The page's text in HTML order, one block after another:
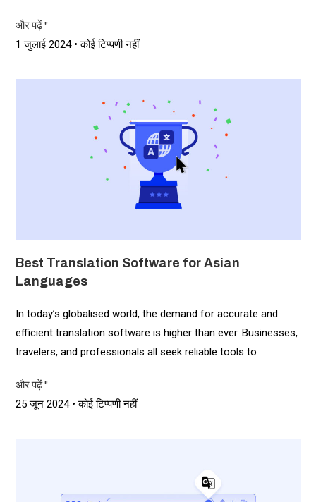
और पढ़ें "
1 जुलाई 2024 कोई टिप्पणी नहीं
Best Translation Software for Asian
Languages
In today’s globalised world, the demand for accurate and
efficient translation software is higher than ever. Businesses,
travelers, and professionals all seek reliable tools to
और पढ़ें "
25 जून 2024 कोई टिप्पणी नहीं